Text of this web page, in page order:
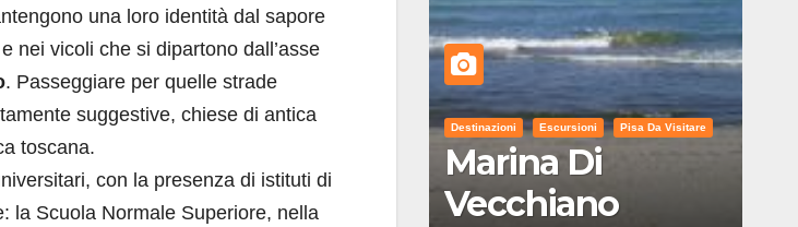
una loro identità dal sapore
nei vicoli che si dipartono dall’asse
. Passeggiare per quelle strade
suggestive, chiese di antica
toscana.
con la presenza di istituti di
la Scuola Normale Superiore, nella
Destinazioni Escursioni Pisa Da Visitare
Marina Di
Vecchiano